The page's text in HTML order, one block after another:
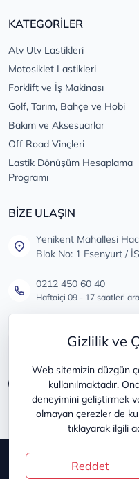
Gizlilik ve
Web sitemizin düzgün
kullanılmaktadır.
deneyimini geliştirmek
olmayan çerezler de
tıklayarak ilgili
Reddet
KATEGORİLER
Atv Utv Lastikleri
Motosiklet Lastikleri
Forklift ve İş Makinası
Golf, Tarım, Bahçe ve Hobi
Bakım ve Aksesuarlar
Off Road Vinçleri
Lastik Dönüşüm Hesaplama
Programı
BİZE ULAŞIN
Yenikent Mahallesi
Blok No: 1 Esenyurt /
0212 450 60 40
Haftaiçi 09 - 17 saatleri
Tüm öneri ve
Copyright ©